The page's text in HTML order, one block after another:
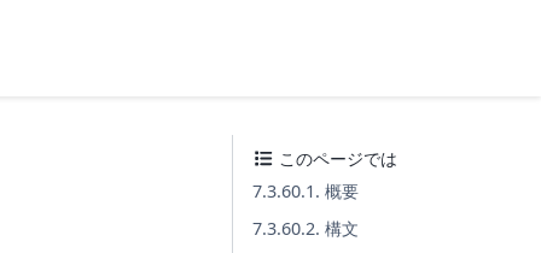
このページでは
7.3.60.1. 概要
7.3.60.2. 構文